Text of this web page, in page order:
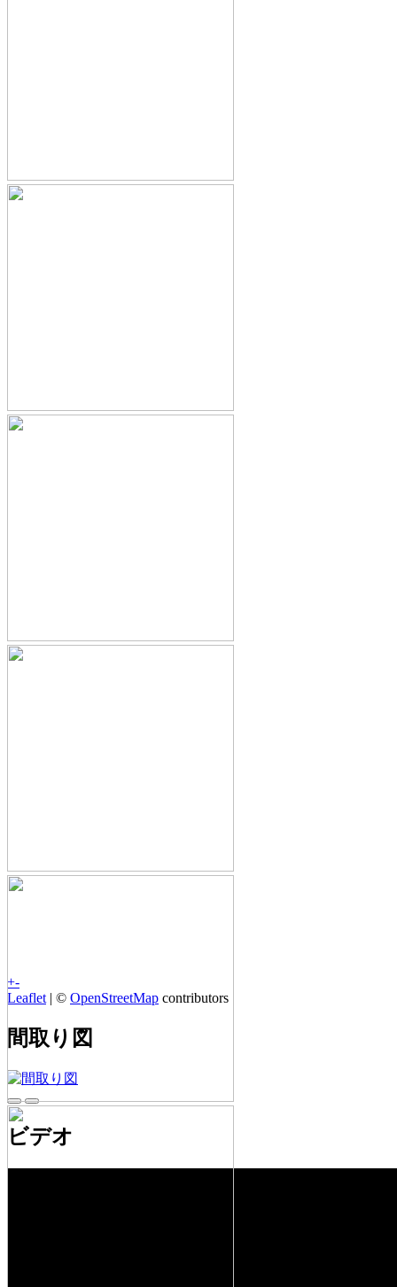
+-
Leaflet | © OpenStreetMap contributors
間取り図
ビデオ